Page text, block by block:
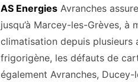
AS Energies Avranches
jusqu’à Marcey-les-Grèves,
climatisation depuis plusieurs
frigorigène, les défauts de
également Avranches,